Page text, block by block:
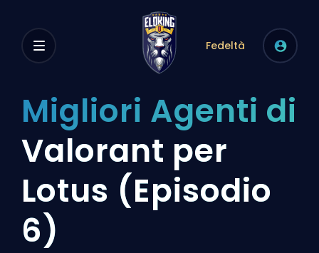
Fedeltà
Migliori Agenti di
Valorant per
Lotus (Episodio
6)